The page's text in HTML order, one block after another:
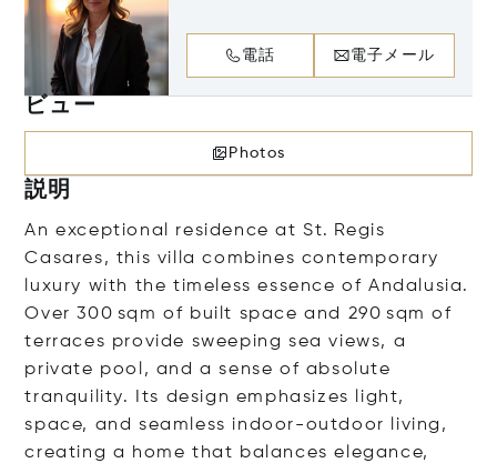
電話 電子メール
ビュー
Photos
説明
An exceptional residence at St. Regis
Casares, this villa combines contemporary
luxury with the timeless essence of Andalusia.
Over 300 sqm of built space and 290 sqm of
terraces provide sweeping sea views, a
private pool, and a sense of absolute
tranquility. Its design emphasizes light,
space, and seamless indoor-outdoor living,
creating a home that balances elegance,